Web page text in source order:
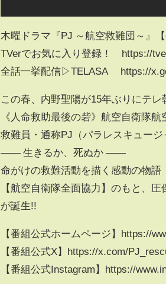
木曜ドラマ『PJ ～航空救難団～』
TVerでお気に入り登録！ https://
全話一挙配信▷TELASA https://
この春、内野聖陽が15年ぶりにテレ
《人命救助最後の砦》航空自衛隊航
救難員・通称PJ（パラレスキュージ
―― 生きるか、死ぬか ――
命がけの救難活動を描く感動の物語
【航空自衛隊全面協力】のもと、
が誕生!!
【番組公式ホームページ】https://
【番組公式X】https://x.com/
【番組公式Instagram】https://